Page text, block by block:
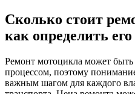
Сколько стоит
как определить
Ремонт мотоцикла может
процессом, поэтому
важным шагом для каждого